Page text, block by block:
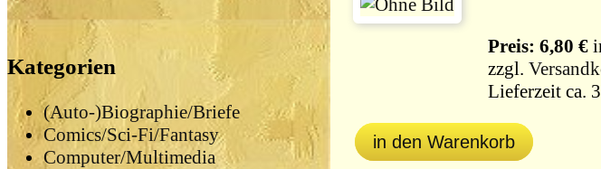
Kategorien
(Auto-)Biographie/Briefe
Comics/Sci-Fi/Fantasy
Computer/Multimedia
Preis: 6,80 €
zzgl.
Lieferzeit ca.
in den Warenkorb